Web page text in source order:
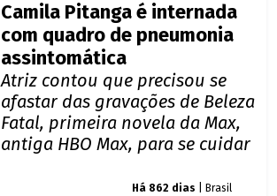
Camila Pitanga é internada
com quadro de pneumonia
assintomática
Atriz contou que precisou se
afastar das gravações de Beleza
Fatal, primeira novela da Max,
antiga HBO Max, para se cuidar
Há 862 dias | Brasil